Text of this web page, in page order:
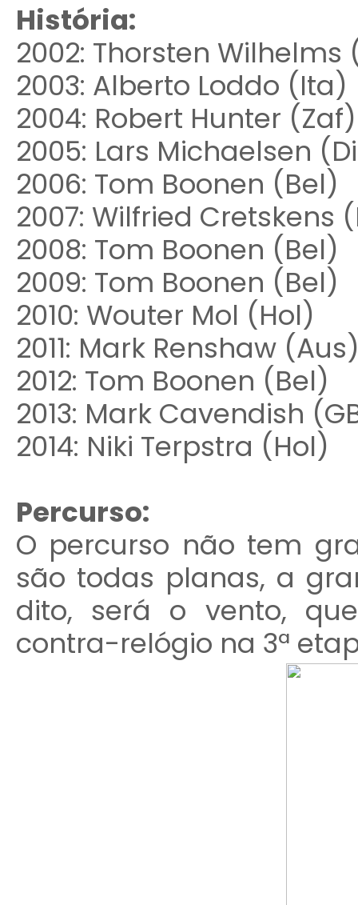
História:
2002: Thorsten Wilhelms
2003: Alberto Loddo (Ita)
2004: Robert Hunter (Zaf)
2005: Lars Michaelsen
2006: Tom Boonen (Bel)
2007: Wilfried Cretskens
2008: Tom Boonen (Bel)
2009: Tom Boonen (Bel)
2010: Wouter Mol (Hol)
2011: Mark Renshaw
2012: Tom Boonen (Bel)
2013: Mark Cavendish
2014: Niki Terpstra (Hol)
Percurso:
O percurso não tem
são todas planas, a
dito, será o vento,
contra-relógio na 3ª